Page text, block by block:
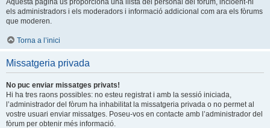
Aquesta pàgina us proporciona una llista del personal del fòrum, incloent-hi
els administradors i els moderadors i informació addicional com ara els fòrums
que moderen.
Torna a l’inici
Missatgeria privada
No puc enviar missatges privats!
Hi ha tres raons possibles: no esteu registrat i amb la sessió iniciada,
l’administrador del fòrum ha inhabilitat la missatgeria privada o no permet al
vostre usuari enviar missatges. Poseu-vos en contacte amb l’administrador del
fòrum per obtenir més informació.